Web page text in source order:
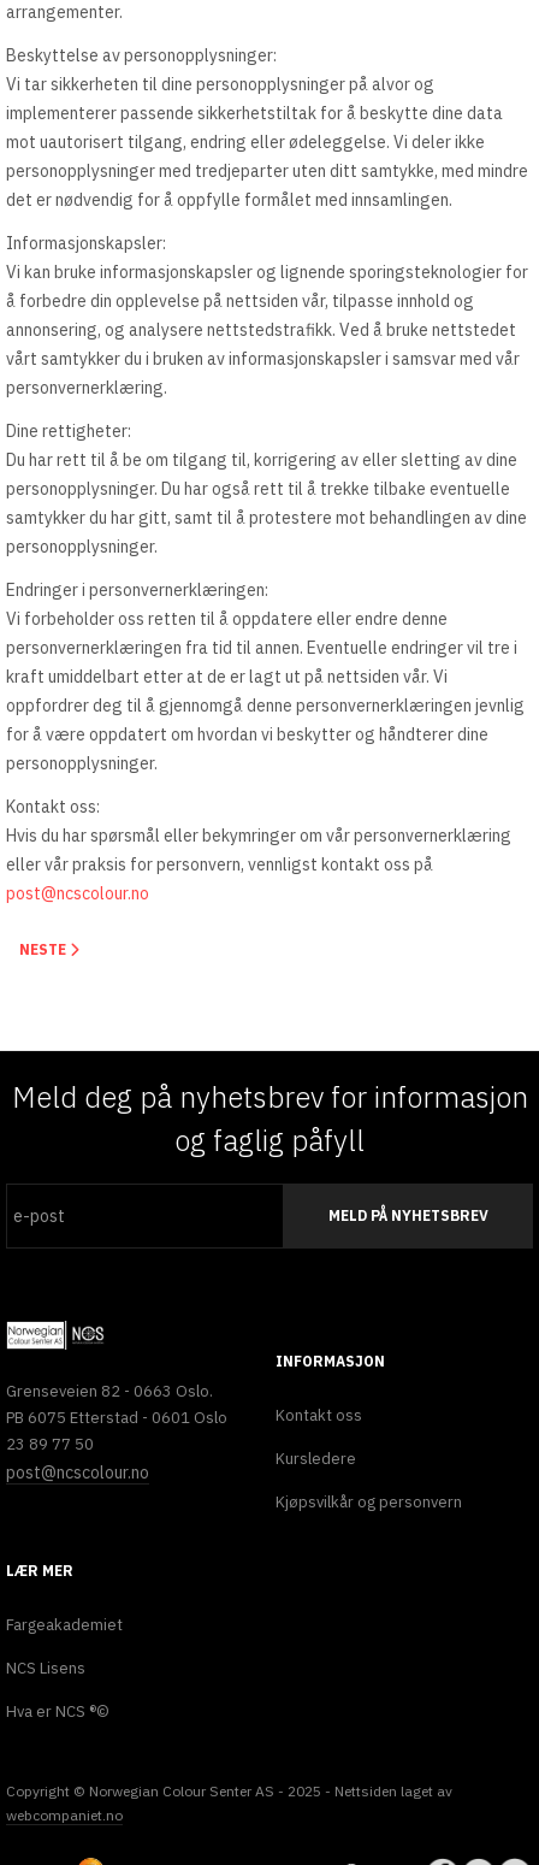
arrangementer.
Beskyttelse av personopplysninger:
Vi tar sikkerheten til dine personopplysninger på alvor og
implementerer passende sikkerhetstiltak for å beskytte dine data
mot uautorisert tilgang, endring eller ødeleggelse. Vi deler ikke
personopplysninger med tredjeparter uten ditt samtykke, med mindre
det er nødvendig for å oppfylle formålet med innsamlingen.
Informasjonskapsler:
Vi kan bruke informasjonskapsler og lignende sporingsteknologier for
å forbedre din opplevelse på nettsiden vår, tilpasse innhold og
annonsering, og analysere nettstedstrafikk. Ved å bruke nettstedet
vårt samtykker du i bruken av informasjonskapsler i samsvar med vår
personvernerklæring.
Dine rettigheter:
Du har rett til å be om tilgang til, korrigering av eller sletting av dine
personopplysninger. Du har også rett til å trekke tilbake eventuelle
samtykker du har gitt, samt til å protestere mot behandlingen av dine
personopplysninger.
Endringer i personvernerklæringen:
Vi forbeholder oss retten til å oppdatere eller endre denne
personvernerklæringen fra tid til annen. Eventuelle endringer vil tre i
kraft umiddelbart etter at de er lagt ut på nettsiden vår. Vi
oppfordrer deg til å gjennomgå denne personvernerklæringen jevnlig
for å være oppdatert om hvordan vi beskytter og håndterer dine
personopplysninger.
Kontakt oss:
Hvis du har spørsmål eller bekymringer om vår personvernerklæring
eller vår praksis for personvern, vennligst kontakt oss på
post@ncscolour.no
NESTE ARTIKKEL: KJØPSVILKÅR
NESTE
Meld deg på nyhetsbrev for informasjon
og faglig påfyll
MELD PÅ NYHETSBREV
Grenseveien 82 - 0663 Oslo.
PB 6075 Etterstad - 0601 Oslo
23 89 77 50
post@ncscolour.no
INFORMASJON
Kontakt oss
Kursledere
Kjøpsvilkår og personvern
LÆR MER
Fargeakademiet
NCS Lisens
Hva er NCS ®©
Copyright © Norwegian Colour Senter AS - 2025 - Nettsiden laget av
webcompaniet.no